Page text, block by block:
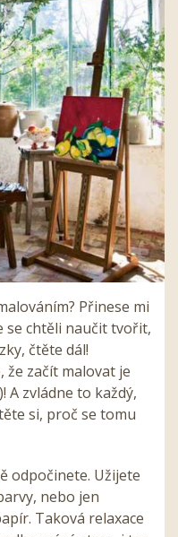
Přinese mi
se chtěli naučit tvořit,
čtěte dál!
že začít malovat je
A zvládne to každý,
si, proč se tomu
odpočinete. Užijete
nebo jen
Taková relaxace